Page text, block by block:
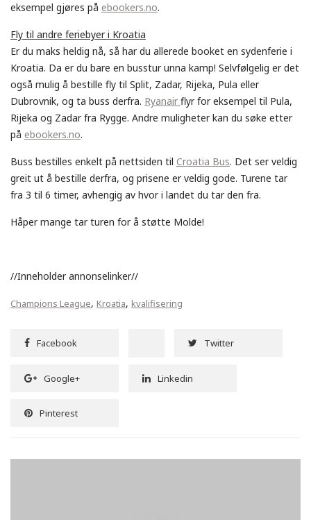
eksempel gjøres på ebookers.no.
Fly til andre feriebyer i Kroatia
Er du maks heldig nå, så har du allerede booket en sydenferie i
Kroatia. Da er du bare en busstur unna kamp! Selvfølgelig er det
også mulig å bestille fly til Split, Zadar, Rijeka, Pula eller
Dubrovnik, og ta buss derfra. Ryanair flyr for eksempel til Pula,
Rijeka og Zadar fra Rygge. Andre muligheter kan du søke etter
på ebookers.no.
Buss bestilles enkelt på nettsiden til Croatia Bus. Det ser veldig
greit ut å bestille derfra, og prisene er veldig gode. Turene tar
fra 3 til 6 timer, avhengig av hvor i landet du tar den fra.
Håper mange tar turen for å støtte Molde!
//Inneholder annonselinker//
Champions League, Kroatia, kvalifisering
Facebook Twitter
Google+ Linkedin
Pinterest